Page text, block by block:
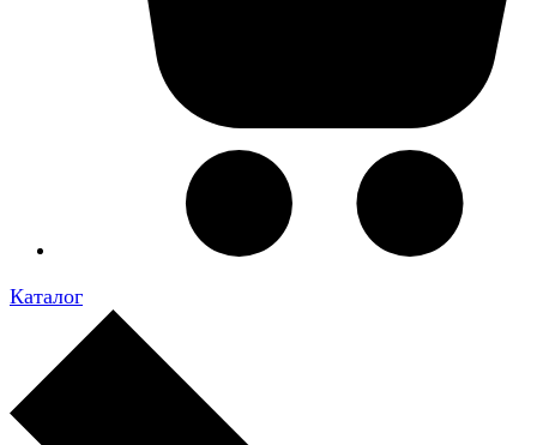
Каталог